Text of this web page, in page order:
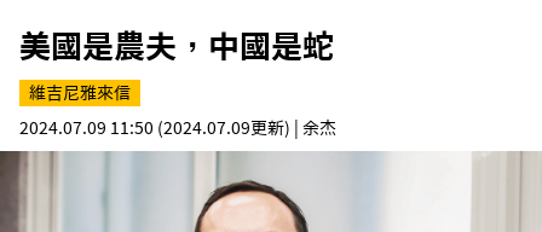
新南向 體育
美國是農夫，中國是蛇
維吉尼雅來信
2024.07.09 11:50 (2024.07.09更新) | 余杰